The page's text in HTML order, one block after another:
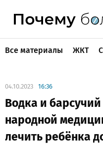
Все материалы ЖКТ
04.10.2023 16:36
Водка и
народной
лечить ребёнка